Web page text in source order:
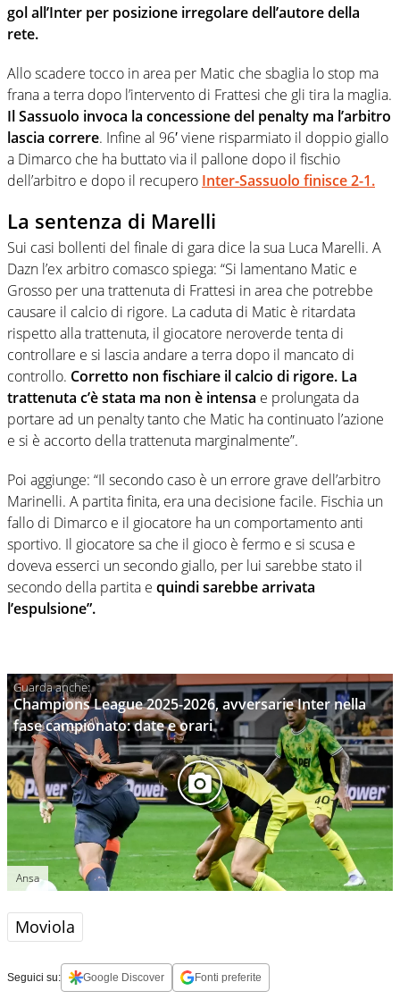
gol all’Inter per posizione irregolare dell’autore della
rete.
Allo scadere tocco in area per Matic che sbaglia lo stop ma
frana a terra dopo l’intervento di Frattesi che gli tira la maglia.
Il Sassuolo invoca la concessione del penalty ma l’arbitro
lascia correre. Infine al 96′ viene risparmiato il doppio giallo
a Dimarco che ha buttato via il pallone dopo il fischio
dell’arbitro e dopo il recupero Inter-Sassuolo finisce 2-1.
La sentenza di Marelli
Sui casi bollenti del finale di gara dice la sua Luca Marelli. A
Dazn l’ex arbitro comasco spiega: “Si lamentano Matic e
Grosso per una trattenuta di Frattesi in area che potrebbe
causare il calcio di rigore. La caduta di Matic è ritardata
rispetto alla trattenuta, il giocatore neroverde tenta di
controllare e si lascia andare a terra dopo il mancato di
controllo. Corretto non fischiare il calcio di rigore. La
trattenuta c’è stata ma non è intensa e prolungata da
portare ad un penalty tanto che Matic ha continuato l’azione
e si è accorto della trattenuta marginalmente”.
Poi aggiunge: “Il secondo caso è un errore grave dell’arbitro
Marinelli. A partita finita, era una decisione facile. Fischia un
fallo di Dimarco e il giocatore ha un comportamento anti
sportivo. Il giocatore sa che il gioco è fermo e si scusa e
doveva esserci un secondo giallo, per lui sarebbe stato il
secondo della partita e quindi sarebbe arrivata
l’espulsione”.
Champions League 2025-2026, avversarie Inter nella
fase campionato: date e orari
Ansa
Moviola
Seguici su: Google Discover Fonti preferite